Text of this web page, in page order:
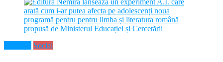
Social